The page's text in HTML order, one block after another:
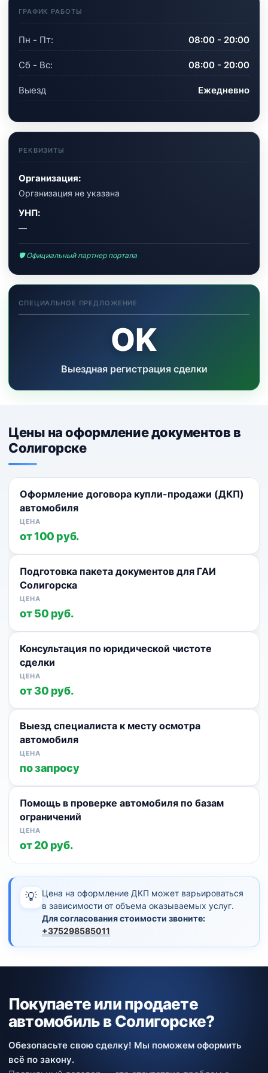
ГРАФИК РАБОТЫ
Пн - Пт: 08:00 - 20:00
Сб - Вс: 08:00 - 20:00
Выезд Ежедневно
РЕКВИЗИТЫ
Организация:
Организация не указана
УНП:
—
🛡 Официальный партнер портала
СПЕЦИАЛЬНОЕ ПРЕДЛОЖЕНИЕ
OK
Выездная регистрация сделки
Цены на оформление документов в
Солигорске
Оформление договора купли-продажи (ДКП)
автомобиля
от 100 руб.
Подготовка пакета документов для ГАИ
Солигорска
от 50 руб.
Консультация по юридической чистоте
сделки
от 30 руб.
Выезд специалиста к месту осмотра
автомобиля
по запросу
Помощь в проверке автомобиля по базам
ограничений
от 20 руб.
💡 Цена на оформление ДКП может варьироваться
в зависимости от объема оказываемых услуг.
Для согласования стоимости звоните:
+375298585011
Покупаете или продаете
автомобиль в Солигорске?
Обезопасьте свою сделку! Мы поможем оформить
всё по закону.